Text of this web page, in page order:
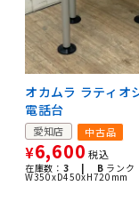
オカムラ ラティオ
電話台
愛知店 中古品
¥6,600 税込
在庫数： 3 | B ランク
W350xD450xH720mm